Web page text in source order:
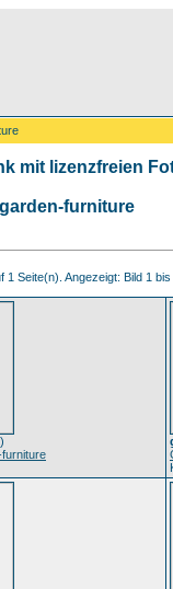
mit lizenzfreien
furniture
1 Seite(n). Angezeigt: Bild 1 bis
)